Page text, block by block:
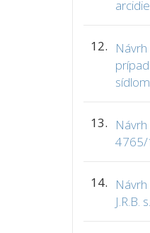
12.
13.
4765/
14.
J.R.B.